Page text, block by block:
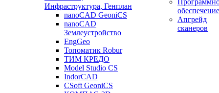
Инфраструктура, Генплан
nanoCAD GeoniCS
nanoCAD
Землеустройство
EngGeo
Топоматик Robur
ТИМ КРЕДО
Model Studio CS
IndorCAD
CSoft GeoniCS
обеспечение
Апгрейд
сканеров